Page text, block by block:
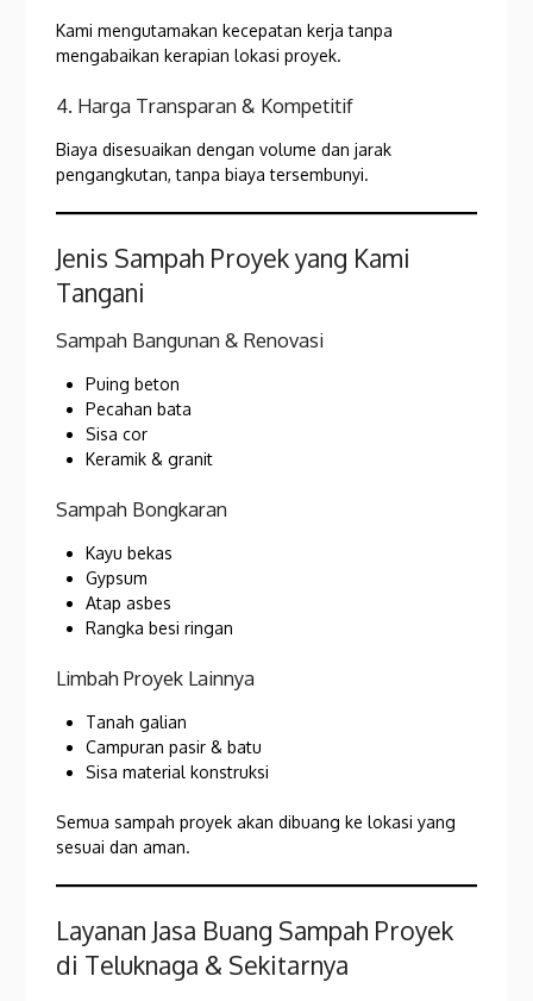
Kami mengutamakan kecepatan kerja tanpa
mengabaikan kerapian lokasi proyek.
4. Harga Transparan & Kompetitif
Biaya disesuaikan dengan volume dan jarak
pengangkutan, tanpa biaya tersembunyi.
Jenis Sampah Proyek yang Kami
Tangani
Sampah Bangunan & Renovasi
Puing beton
Pecahan bata
Sisa cor
Keramik & granit
Sampah Bongkaran
Kayu bekas
Gypsum
Atap asbes
Rangka besi ringan
Limbah Proyek Lainnya
Tanah galian
Campuran pasir & batu
Sisa material konstruksi
Semua sampah proyek akan dibuang ke lokasi yang
sesuai dan aman.
Layanan Jasa Buang Sampah Proyek
di Teluknaga & Sekitarnya